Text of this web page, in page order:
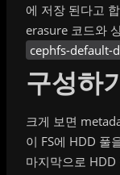
에 저장 된다고
erasure 코드와
cephfs-default-
구성하
크게 보면
이 FS에 HDD 풀
마지막으로